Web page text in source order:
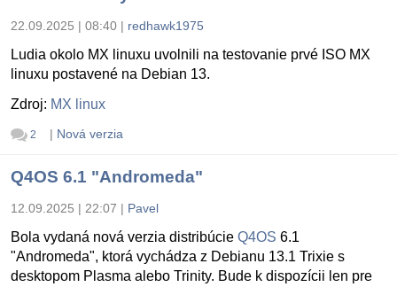
22.09.2025 | 08:40 | redhawk1975
Ludia okolo MX linuxu uvolnili na testovanie prvé ISO MX
linuxu postavené na Debian 13.
Zdroj: MX linux
2 | Nová verzia
Q4OS 6.1 "Andromeda"
12.09.2025 | 22:07 | Pavel
Bola vydaná nová verzia distribúcie Q4OS 6.1
"Andromeda", ktorá vychádza z Debianu 13.1 Trixie s
desktopom Plasma alebo Trinity. Bude k dispozícii len pre